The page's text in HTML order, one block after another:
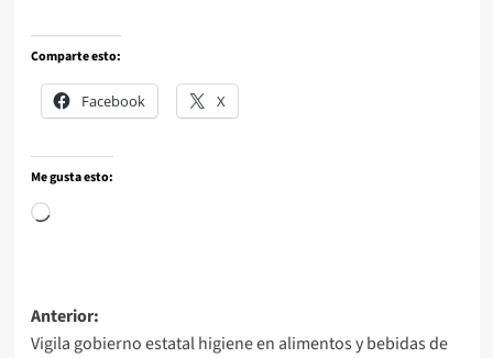
Comparte esto:
Facebook X
Me gusta esto:
Anterior:
Vigila gobierno estatal higiene en alimentos y bebidas de